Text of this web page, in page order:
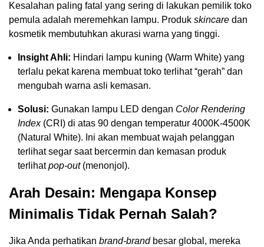
Kesalahan paling fatal yang sering di lakukan pemilik toko
pemula adalah meremehkan lampu. Produk skincare dan
kosmetik membutuhkan akurasi warna yang tinggi.
Insight Ahli: Hindari lampu kuning (Warm White) yang
terlalu pekat karena membuat toko terlihat “gerah” dan
mengubah warna asli kemasan.
Solusi: Gunakan lampu LED dengan Color Rendering
Index(CRI) di atas 90 dengan temperatur 4000K-4500K
(Natural White). Ini akan membuat wajah pelanggan
terlihat segar saat bercermin dan kemasan produk
terlihatpop-out(menonjol).
Arah Desain: Mengapa Konsep
Minimalis Tidak Pernah Salah?
Jika Anda perhatikan brand-brandbesar global, mereka